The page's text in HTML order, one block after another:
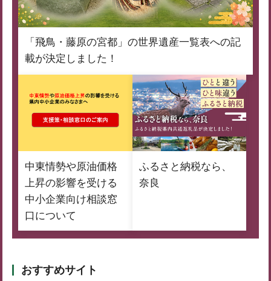
「飛鳥・藤原の宮都」の世界遺産一覧表への記
載が決定しました！
中東情勢や原油価格
上昇の影響を受ける
中小企業向け相談窓
口について
ふるさと納税なら、
奈良
おすすめサイト